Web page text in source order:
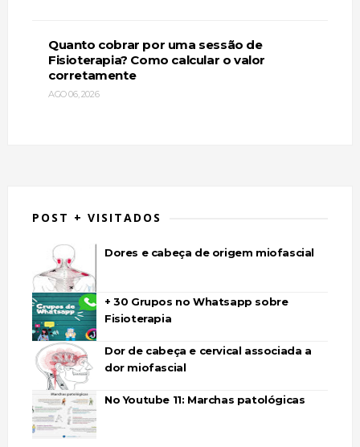
Quanto cobrar por uma sessão de
Fisioterapia? Como calcular o valor
corretamente
AGO 06, 2026
POST + VISITADOS
Dores e cabeça de origem miofascial
+ 30 Grupos no Whatsapp sobre
Fisioterapia
Dor de cabeça e cervical associada a
dor miofascial
No Youtube 11: Marchas patológicas